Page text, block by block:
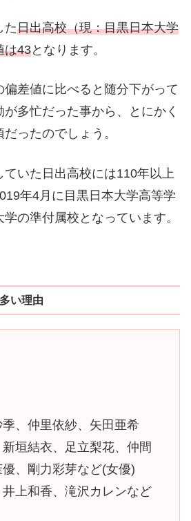
た日出高校（現：目黒日本大学
は43となります。
差値に比べると随分下がって
多忙だった事から、とにかく
だったのでしょう。
いた日出高校には110年以上
年4月に目黒日本大学高等学
の準付属校となっています。
い理由
、仲里依紗、矢田亜希
垣結衣、足立梨花、仲間
、剛力彩芽など(女優)
上和香、滝沢カレンなど